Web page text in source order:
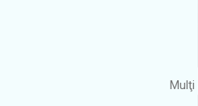
Mulţi